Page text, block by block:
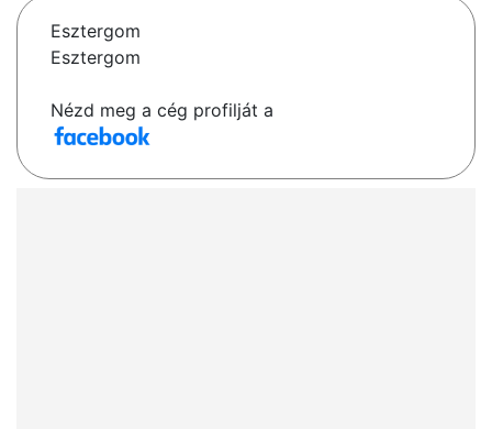
Esztergom
Esztergom
Nézd meg a cég profilját a